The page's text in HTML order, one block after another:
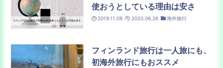
使おうとしている理由は安さ
2019.11.09 2020.06.26 海外旅行
フィンランド旅行は一人旅にも、
初海外旅行にもおススメ